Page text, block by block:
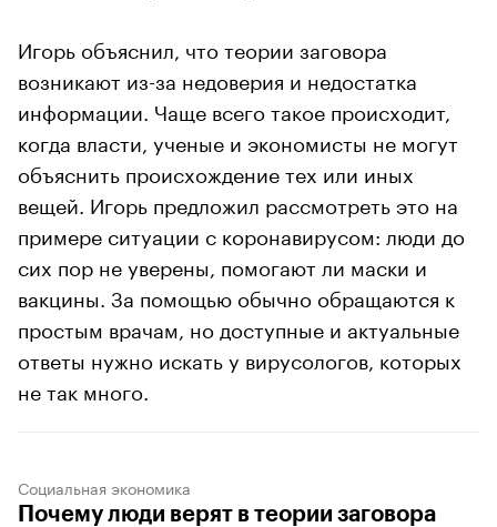
Игорь объяснил, что теории заговора
возникают из-за недоверия и недостатка
информации. Чаще всего такое происходит,
когда власти, ученые и экономисты не могут
объяснить происхождение тех или иных
вещей. Игорь предложил рассмотреть это на
примере ситуации с коронавирусом: люди до
сих пор не уверены, помогают ли маски и
вакцины. За помощью обычно обращаются к
простым врачам, но доступные и актуальные
ответы нужно искать у вирусологов, которых
не так много.
Социальная экономика
Почему люди верят в теории заговора